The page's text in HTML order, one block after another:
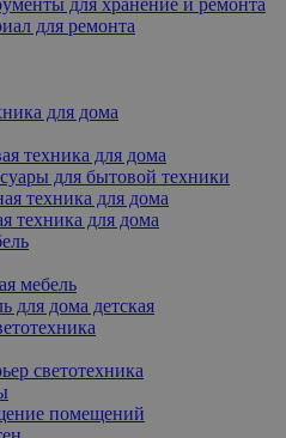
для ремонта
для дома
техника для дома
для бытовой техники
техника для дома
техника для дома
мебель
для дома детская
светотехника
помещений